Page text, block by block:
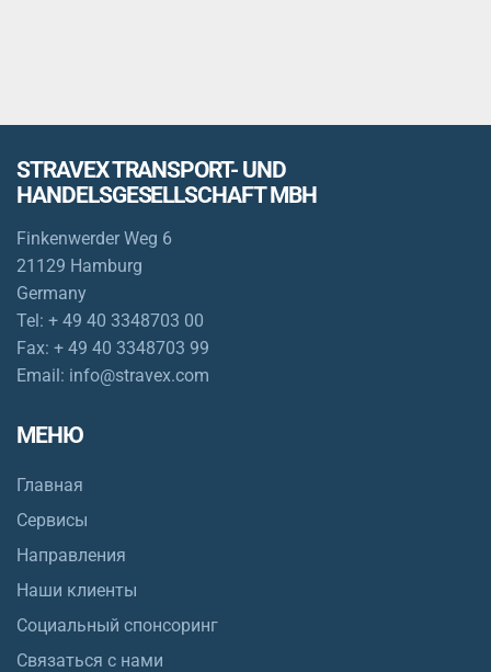
STRAVEX TRANSPORT- UND
HANDELSGESELLSCHAFT MBH
Finkenwerder Weg 6
21129 Hamburg
Germany
Tel: + 49 40 3348703 00
Fax: + 49 40 3348703 99
Email: info@stravex.com
МЕНЮ
Главная
Сервисы
Направления
Наши клиенты
Социальный спонсоринг
Связаться с нами